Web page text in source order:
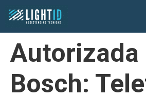
Pular
para
conteúdo
Autorizada
Bosch: